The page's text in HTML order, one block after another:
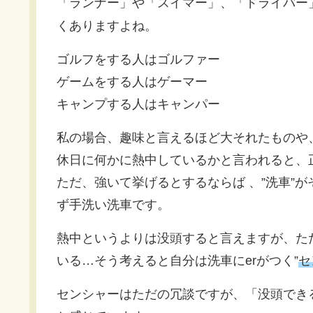
くありますよね。
ゴルフをする人はゴルファー
ゲームをする人はゲーマー
キャンプする人はキャンパー
私の場合、趣味と言えるほど大それたもの
休日に何かに熱中しているかと言われると
ただ、強いて挙げるとするならば 、”洗車”
ず手洗い洗車です。
熱中というよりは没頭すると言えますが、
いる…そう考えると自分は洗車にerがつく”
センシャーはただの冗談ですが、「没頭で